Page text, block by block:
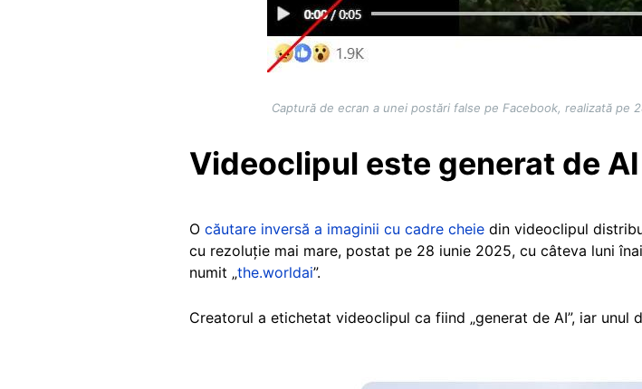
Captură de ecran a unei postări false pe Facebook, realizată pe
Videoclipul este generat de AI
O căutare inversă a imaginii cu cadre cheie din videoclipul
cu rezoluție mai mare, postat pe 28 iunie 2025, cu câteva luni
numit „the.worldai”.
Creatorul a etichetat videoclipul ca fiind „generat de AI”, iar unul